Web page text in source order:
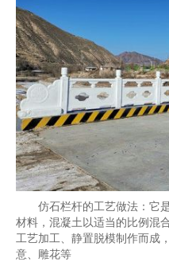
仿石栏杆的工艺做法：它
材料，混凝土以适当的比例混
工艺加工、静置脱模制作而成
意、雕花等